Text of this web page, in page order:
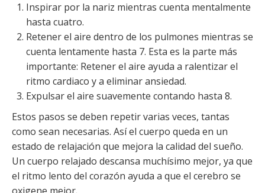
Inspirar por la nariz mientras cuenta mentalmente
hasta cuatro.
Retener el aire dentro de los pulmones mientras se
cuenta lentamente hasta 7. Esta es la parte más
importante: Retener el aire ayuda a ralentizar el
ritmo cardiaco y a eliminar ansiedad.
Expulsar el aire suavemente contando hasta 8.
Estos pasos se deben repetir varias veces, tantas
como sean necesarias. Así el cuerpo queda en un
estado de relajación que mejora la calidad del sueño.
Un cuerpo relajado descansa muchísimo mejor, ya que
el ritmo lento del corazón ayuda a que el cerebro se